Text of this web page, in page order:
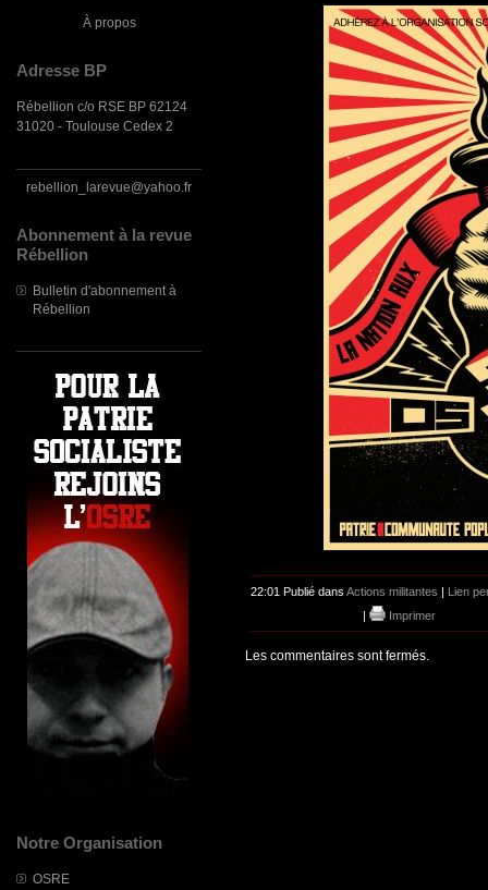
À propos
Adresse BP
Rébellion c/o RSE BP 62124
31020 - Toulouse Cedex 2
rebellion_larevue@yahoo.fr
Abonnement à la revue
Rébellion
Bulletin d'abonnement à
Rébellion
Notre Organisation
OSRE
22:01 Publié dans Actions militantes
Lien
Imprimer
Les commentaires sont fermés.